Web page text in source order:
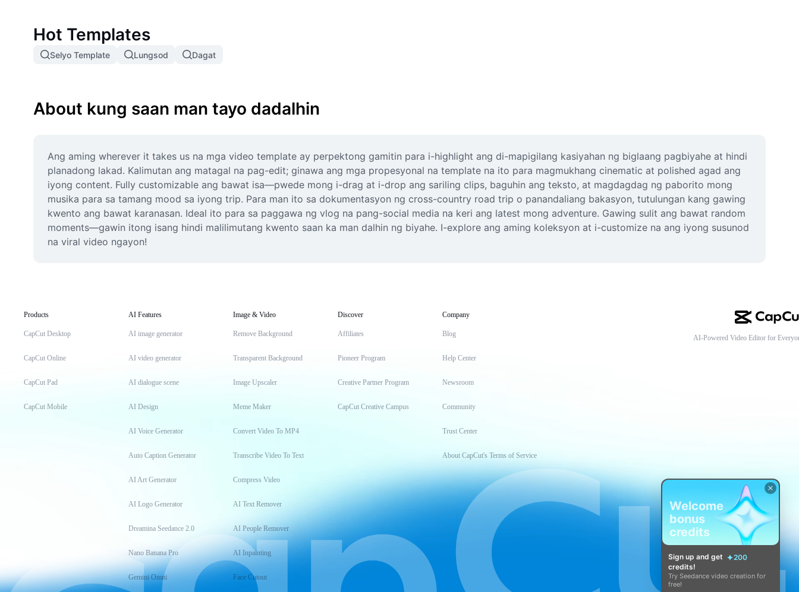
Hot Templates
Selyo Template Lungsod Dagat
About kung saan man tayo dadalhin
Ang aming wherever it takes us na mga video template ay perpektong gamitin para i-highlight ang di-mapigilang kasiyahan ng biglaang pagbiyahe at hindi
planadong lakad. Kalimutan ang matagal na pag-edit; ginawa ang mga propesyonal na template na ito para magmukhang cinematic at polished agad ang
iyong content. Fully customizable ang bawat isa—pwede mong i-drag at i-drop ang sariling clips, baguhin ang teksto, at magdagdag ng paborito mong
musika para sa tamang mood sa iyong trip. Para man ito sa dokumentasyon ng cross-country road trip o panandaliang bakasyon, tutulungan kang gawing
kwento ang bawat karanasan. Ideal ito para sa paggawa ng vlog na pang-social media na keri ang latest mong adventure. Gawing sulit ang bawat random
moments—gawin itong isang hindi malilimutang kwento saan ka man dalhin ng biyahe. I-explore ang aming koleksyon at i-customize na ang iyong susunod
na viral video ngayon!
Products
CapCut Desktop
CapCut Online
CapCut Pad
CapCut Mobile
AI Features
AI image generator
AI video generator
AI dialogue scene
AI Design
AI Voice Generator
Auto Caption Generator
AI Art Generator
AI Logo Generator
Dreamina Seedance 2.0
Nano Banana Pro
Gemini Omni
Image & Video
Remove Background
Transparent Background
Image Upscaler
Meme Maker
Convert Video To MP4
Transcribe Video To Text
Compress Video
AI Text Remover
AI People Remover
AI Inpainting
Face Cutout
Discover
Affiliates
Pioneer Program
Creative Partner Program
CapCut Creative Campus
Company
Blog
Help Center
Newsroom
Community
Trust Center
About CapCut's Terms of Service
AI-Powered Video Editor for
Welcome
bonus
credits
Sign up and get
200
credits!
Try Seedance video creation for
free!